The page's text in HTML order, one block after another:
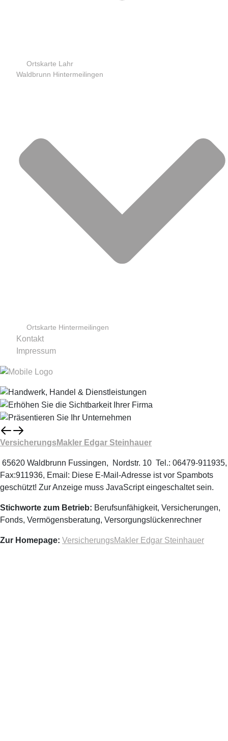
Ortskarte Lahr
Waldbrunn Hintermeilingen
Ortskarte Hintermeilingen
Kontakt
Impressum
VersicherungsMakler Edgar Steinhauer
65620 Waldbrunn Fussingen, Nordstr. 10 Tel.: 06479-911935,
Fax:911936, Email: Diese E-Mail-Adresse ist vor Spambots
geschützt! Zur Anzeige muss JavaScript eingeschaltet sein.
Stichworte zum Betrieb: Berufsunfähigkeit, Versicherungen,
Fonds, Vermögensberatung, Versorgungslückenrechner
Zur Homepage: VersicherungsMakler Edgar Steinhauer